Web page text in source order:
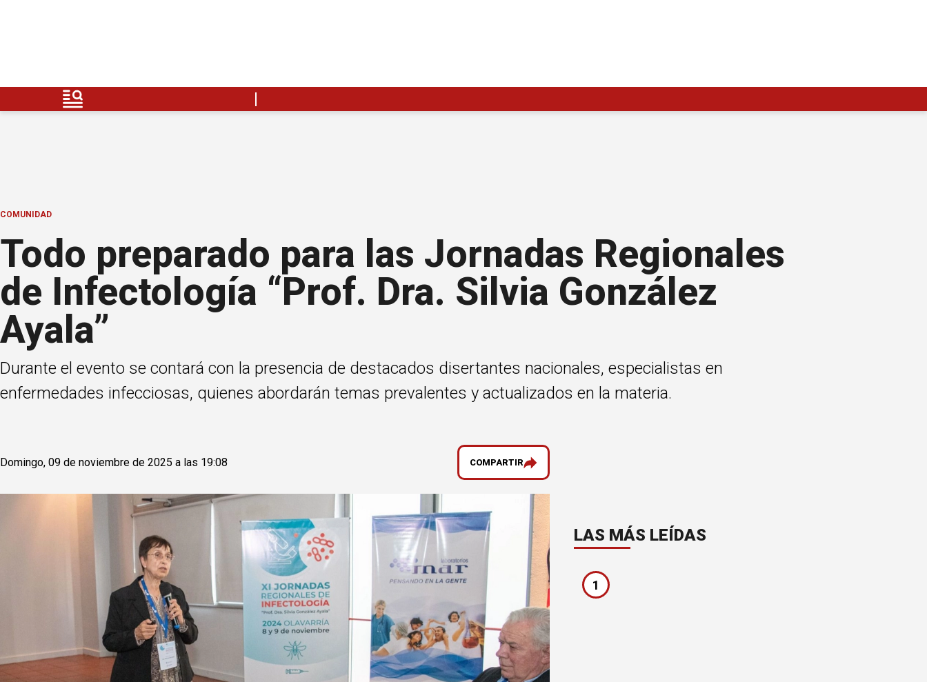
COMUNIDAD
Todo preparado para las Jornadas Regionales
de Infectología “Prof. Dra. Silvia González
Ayala”
Durante el evento se contará con la presencia de destacados disertantes nacionales, especialistas en
enfermedades infecciosas, quienes abordarán temas prevalentes y actualizados en la materia.
Domingo, 09 de noviembre de 2025 a las 19:08 COMPARTIR
LAS MÁS LEÍDAS
1